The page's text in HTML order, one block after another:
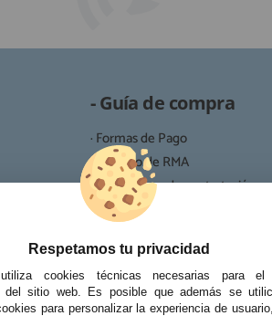
de
y
- Guía de compra
· Formas de Pago
· Proceso de RMA
· Condiciones de contratación
· Política de devoluciones
Respetamos tu privacidad
cookies técnicas necesarias para el
del sitio web. Es posible que además se
para personalizar la experiencia de